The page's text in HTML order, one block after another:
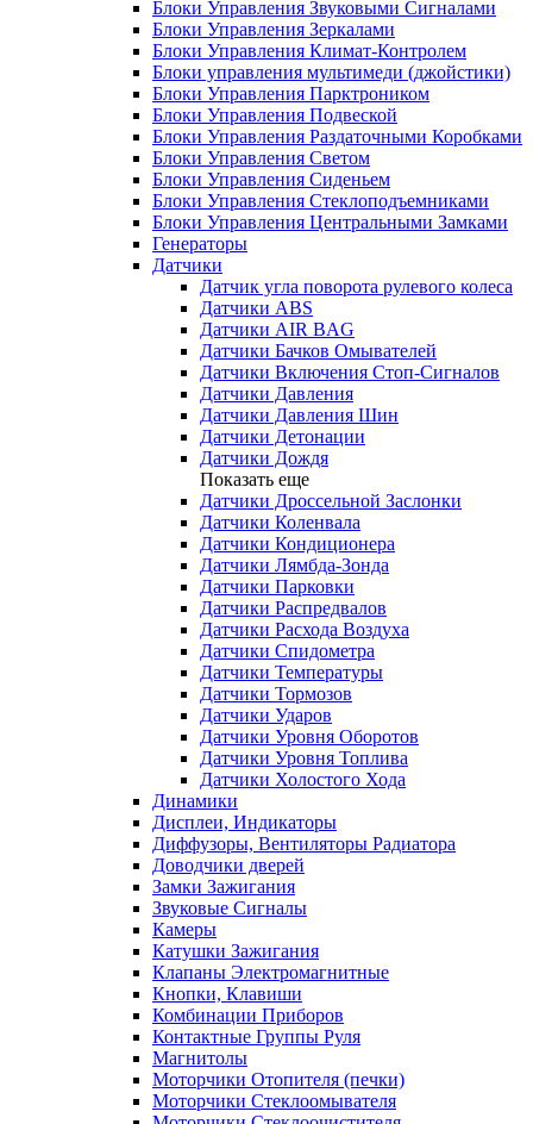
Блоки Управления Звуковыми Сигналами
Блоки Управления Зеркалами
Блоки Управления Климат-Контролем
Блоки управления мультимеди (джойстики)
Блоки Управления Парктроником
Блоки Управления Подвеской
Блоки Управления Раздаточными Коробками
Блоки Управления Светом
Блоки Управления Сиденьем
Блоки Управления Стеклоподъемниками
Блоки Управления Центральными Замками
Генераторы
Датчики
Датчик угла поворота рулевого колеса
Датчики ABS
Датчики AIR BAG
Датчики Бачков Омывателей
Датчики Включения Стоп-Сигналов
Датчики Давления
Датчики Давления Шин
Датчики Детонации
Датчики Дождя
Показать еще
Датчики Дроссельной Заслонки
Датчики Коленвала
Датчики Кондиционера
Датчики Лямбда-Зонда
Датчики Парковки
Датчики Распредвалов
Датчики Расхода Воздуха
Датчики Спидометра
Датчики Температуры
Датчики Тормозов
Датчики Ударов
Датчики Уровня Оборотов
Датчики Уровня Топлива
Датчики Холостого Хода
Динамики
Дисплеи, Индикаторы
Диффузоры, Вентиляторы Радиатора
Доводчики дверей
Замки Зажигания
Звуковые Сигналы
Камеры
Катушки Зажигания
Клапаны Электромагнитные
Кнопки, Клавиши
Комбинации Приборов
Контактные Группы Руля
Магнитолы
Моторчики Отопителя (печки)
Моторчики Стеклоомывателя